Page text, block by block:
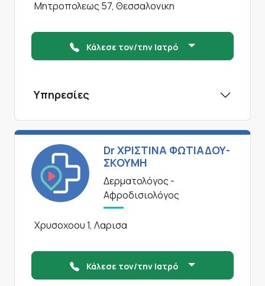
Μητροπολεως 57, Θεσσαλονικη
Κάλεσε τον/την Ιατρό
Υπηρεσίες
Dr ΧΡΙΣΤΙΝΑ ΦΩΤΙΑΔΟΥ-
ΣΚΟΥΜΗ
Δερματολόγος -
Αφροδισιολόγος
Χρυσοχοου 1, Λαρισα
Κάλεσε τον/την Ιατρό